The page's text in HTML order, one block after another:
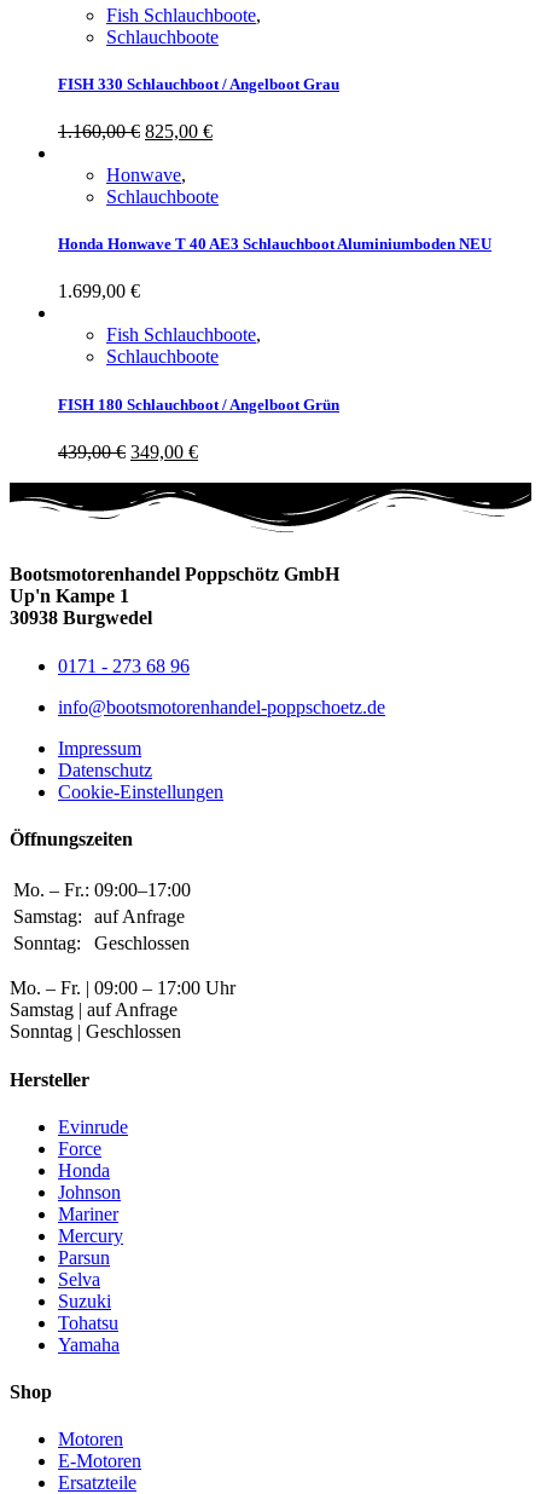
Fish Schlauchboote,
Schlauchboote
FISH 330 Schlauchboot / Angelboot Grau
1.160,00€ 825,00 €
Honwave,
Schlauchboote
Honda Honwave T 40 AE3 Schlauchboot Aluminiumboden NEU
1.699,00 €
Fish Schlauchboote,
Schlauchboote
FISH 180 Schlauchboot / Angelboot Grün
439,00€ 349,00 €
Bootsmotorenhandel Poppschötz GmbH
Up'n Kampe 1
30938 Burgwedel
0171 - 273 68 96
info@bootsmotorenhandel-poppschoetz.de
Impressum
Datenschutz
Cookie-Einstellungen
Öffnungszeiten
Mo. – Fr.: 09:00–17:00
Samstag:
auf Anfrage
Sonntag:
Geschlossen
Mo. – Fr. | 09:00 – 17:00 Uhr
Samstag | auf Anfrage
Sonntag | Geschlossen
Hersteller
Evinrude
Force
Honda
Johnson
Mariner
Mercury
Parsun
Selva
Suzuki
Tohatsu
Yamaha
Shop
Motoren
E-Motoren
Ersatzteile